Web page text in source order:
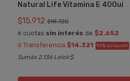
Natural Life Vitamina E 400ui
$15.912 $18.720
6 cuotas sin interés de $2.652
ó Transferencia $14.321 10% EXTRA OFF
Sumás 2.136 Leloir$